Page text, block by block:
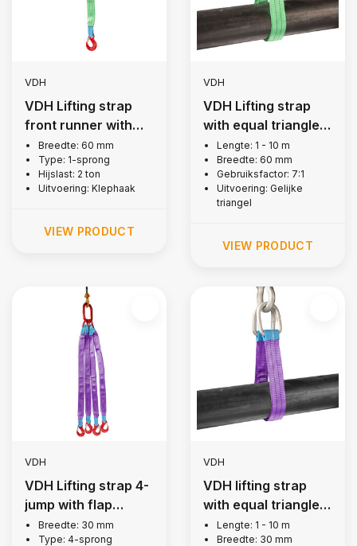
VDH
VDH Lifting strap
front runner with
flap hooks, 2 tonne
Breedte: 60 mm
Type: 1-sprong
Hijslast: 2 ton
Uitvoering: Klephaak
VIEW PRODUCT
VDH
VDH Lifting strap
with equal triangle,
2 tons
Lengte: 1 - 10 m
Breedte: 60 mm
Gebruiksfactor: 7:1
Uitvoering: Gelijke
triangel
VIEW PRODUCT
VDH
VDH Lifting strap 4-
jump with flap
hooks, 1.5 tons
Breedte: 30 mm
Type: 4-sprong
VDH
VDH lifting strap
with equal triangle, 1
tonLengte: 1 - 10 m
Breedte: 30 mm